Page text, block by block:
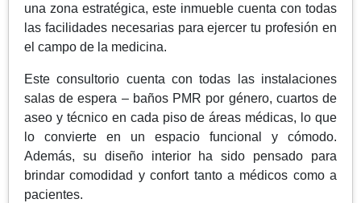
una zona estratégica, este inmueble cuenta con todas
las facilidades necesarias para ejercer tu profesión en
el campo de la medicina.
Este consultorio cuenta con todas las instalaciones
salas de espera – baños PMR por género, cuartos de
aseo y técnico en cada piso de áreas médicas, lo que
lo convierte en un espacio funcional y cómodo.
Además, su diseño interior ha sido pensado para
brindar comodidad y confort tanto a médicos como a
pacientes.